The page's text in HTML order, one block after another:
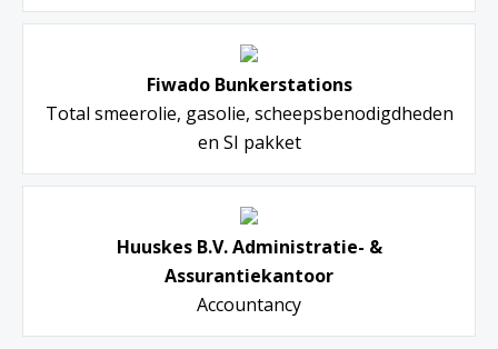
Fiwado Bunkerstations
Total smeerolie, gasolie, scheepsbenodigdheden
en SI pakket
Huuskes B.V. Administratie- &
Assurantiekantoor
Accountancy